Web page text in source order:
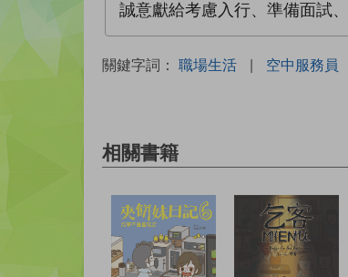
誠意獻給考慮入行、準備面試
關鍵字詞： 職場生活 | 空中服務員
相關書籍